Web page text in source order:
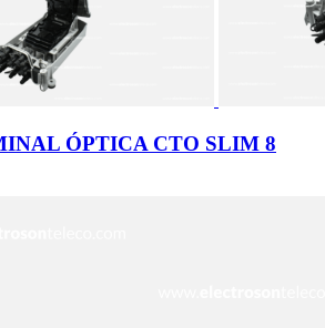
ÓPTICA CTO SLIM 8